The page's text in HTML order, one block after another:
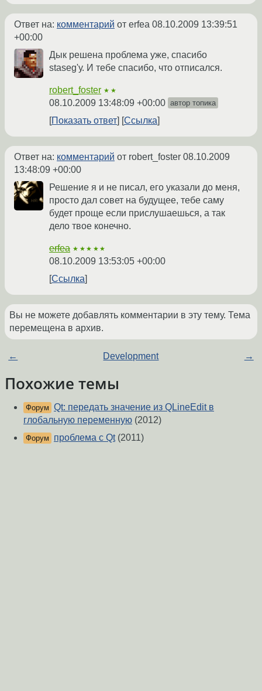
Ответ на: комментарий от erfea 08.10.2009 13:39:51
+00:00
Дык решена проблема уже, спасибо
staseg'у. И тебе спасибо, что отписался.
robert_foster ★★
08.10.2009 13:48:09 +00:00 автор топика
Показать ответ Ссылка
Ответ на: комментарий от robert_foster 08.10.2009
13:48:09 +00:00
Решение я и не писал, его указали до меня,
просто дал совет на будущее, тебе саму
будет проще если прислушаешься, а так
дело твое конечно.
erfea ★★★★★
08.10.2009 13:53:05 +00:00
Ссылка
Вы не можете добавлять комментарии в эту тему. Тема
перемещена в архив.
← Development →
Похожие темы
Форум Qt: передать значение из QLineEdit в
глобальную переменную (2012)
Форум проблема с Qt(2011)